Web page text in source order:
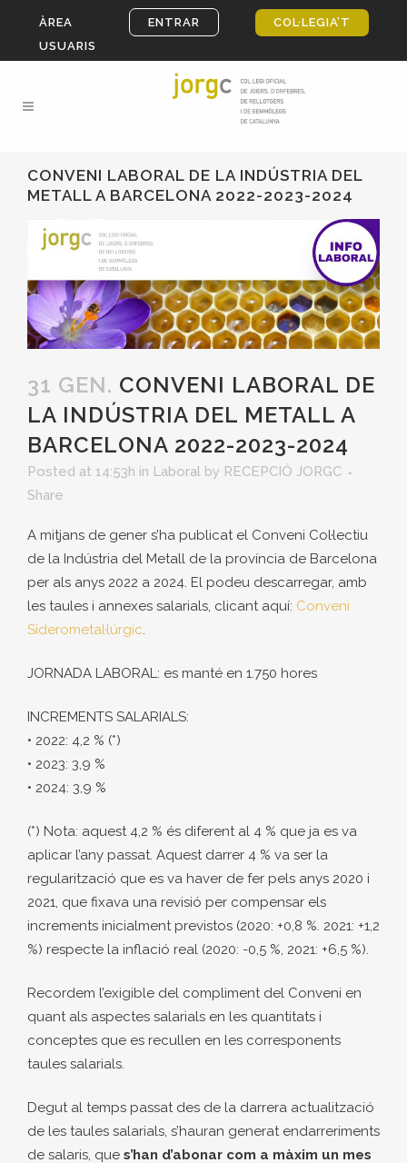
ÀREA
USUARIS
ENTRAR COL·LEGIA’T
CONVENI LABORAL DE LA INDÚSTRIA DEL
METALL A BARCELONA 2022-2023-2024
31 GEN. CONVENI LABORAL DE
LA INDÚSTRIA DEL METALL A
BARCELONA 2022-2023-2024
Posted at 14:53h in Laboral by RECEPCIÓ JORGC
Share
A mitjans de gener s’ha publicat el Conveni Col·lectiu
de la Indústria del Metall de la província de Barcelona
per als anys 2022 a 2024. El podeu descarregar, amb
les taules i annexes salarials, clicant aquí: Conveni
Siderometal·lúrgic.
JORNADA LABORAL: es manté en 1.750 hores
INCREMENTS SALARIALS:
• 2022: 4,2 % (*)
• 2023: 3,9 %
• 2024: 3,9 %
(*) Nota: aquest 4,2 % és diferent al 4 % que ja es va
aplicar l’any passat. Aquest darrer 4 % va ser la
regularització que es va haver de fer pels anys 2020 i
2021, que fixava una revisió per compensar els
increments inicialment previstos (2020: +0,8 %. 2021: +1,2
%) respecte la inflació real (2020: -0,5 %, 2021: +6,5 %).
Recordem l’exigible del compliment del Conveni en
quant als aspectes salarials en les quantitats i
conceptes que es recullen en les corresponents
taules salarials.
Degut al temps passat des de la darrera actualització
de les taules salarials, s’hauran generat endarreriments
de salaris, que s’han d’abonar com a màxim un mes